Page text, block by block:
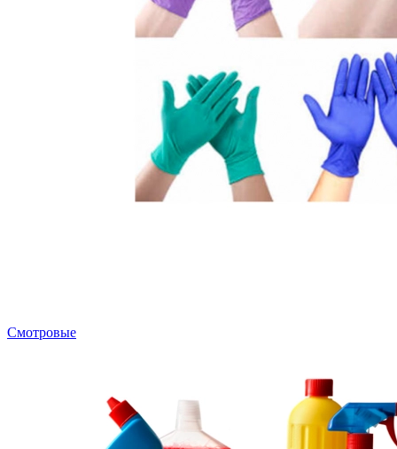
Смотровые